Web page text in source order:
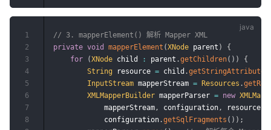
// 3. mapperElement() 解析 Mapper XML
private void mapperElement (XNode parent )
{
for
(XNode child : parent .getChildren( ) )
{
String resource = child .getStringAttribute
InputStream mapperStream = Resources .
XMLMapperBuilder mapperParser = new
            mapperStream
, configuration, resource
            configuration
.getSqlFragments ( ) ) ;
1
2
3
4
5
6
7
8